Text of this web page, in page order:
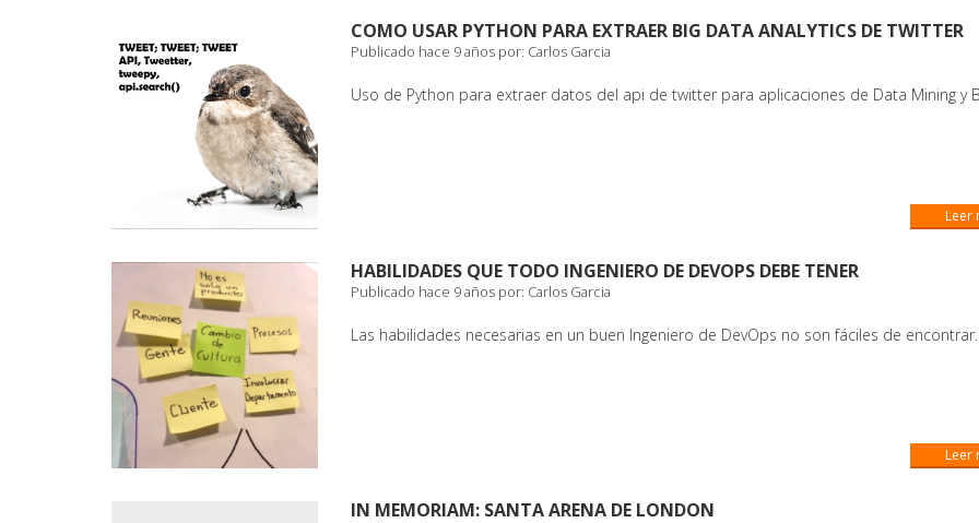
COMO USAR PYTHON PARA EXTRAER BIG DATA ANALYTICS DE TWITTER
Publicado hace 9 años por: Carlos Garcia
Uso de Python para extraer datos del api de twitter para aplicaciones de Data Mining y
Leer
HABILIDADES QUE TODO INGENIERO DE DEVOPS DEBE TENER
Publicado hace 9 años por: Carlos Garcia
Las habilidades necesarias en un buen Ingeniero de DevOps no son fáciles de encontrar.
Leer
IN MEMORIAM: SANTA ARENA DE LONDON